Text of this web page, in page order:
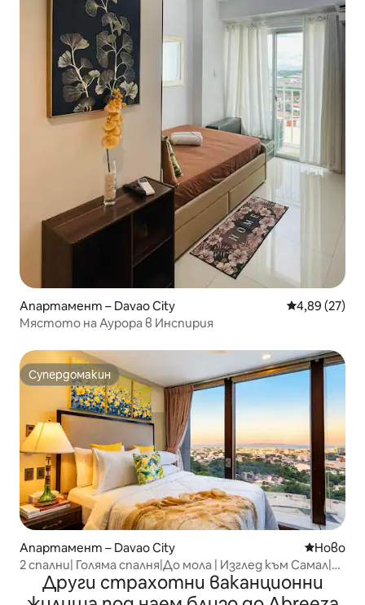
Апартамент – Davao City Средна
4,89 (27)
Мястото на Аурора в Инспирия
Супердомакин
Супердомакин
Апартамент – Davao City Ново
Ново
2 спални| Голяма спалня|До мола | Изглед към Самал|За
5 душиДруги страхотни ваканционни